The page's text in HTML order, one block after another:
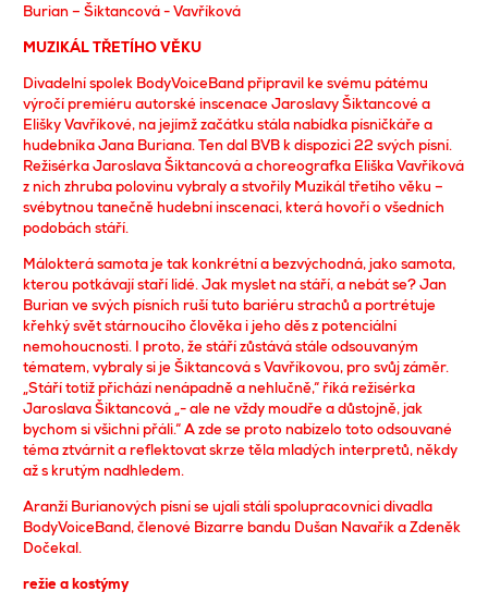
Burian – Šiktancová - Vavříková
MUZIKÁL TŘETÍHO VĚKU
Divadelní spolek BodyVoiceBand připravil ke svému pátému
výročí premiéru autorské inscenace Jaroslavy Šiktancové a
Elišky Vavříkové, na jejímž začátku stála nabídka písničkáře a
hudebníka Jana Buriana. Ten dal BVB k dispozici 22 svých písní.
Režisérka Jaroslava Šiktancová a choreografka Eliška Vavříková
z nich zhruba polovinu vybraly a stvořily Muzikál třetího věku –
svébytnou tanečně hudební inscenaci, která hovoří o všedních
podobách stáří.
Málokterá samota je tak konkrétní a bezvýchodná, jako samota,
kterou potkávají staří lidé. Jak myslet na stáří, a nebát se? Jan
Burian ve svých písních ruší tuto bariéru strachů a portrétuje
křehký svět stárnoucího člověka i jeho děs z potenciální
nemohoucnosti. I proto, že stáří zůstává stále odsouvaným
tématem, vybraly si je Šiktancová s Vavříkovou, pro svůj záměr.
„Stáří totiž přichází nenápadně a nehlučně,“ říká režisérka
Jaroslava Šiktancová „- ale ne vždy moudře a důstojně, jak
bychom si všichni přáli.“ A zde se proto nabízelo toto odsouvané
téma ztvárnit a reflektovat skrze těla mladých interpretů, někdy
až s krutým nadhledem.
Aranží Burianových písní se ujali stálí spolupracovníci divadla
BodyVoiceBand, členové Bizarre bandu Dušan Navařík a Zdeněk
Dočekal.
režie a kostýmy